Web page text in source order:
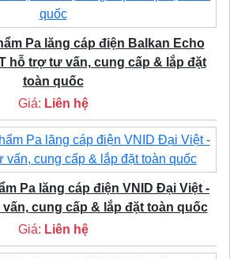
Pa lăng cáp điện Balkan Echo
hỗ trợ tư vấn, cung cấp & lắp đặt
toàn quốc
Giá: Liên hệ
Pa lăng cáp điện VNID Đại Việt -
cung cấp & lắp đặt toàn quốc
Giá: Liên hệ